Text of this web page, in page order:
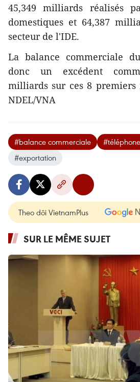
45,349 milliards réalisés
domestiques et 64,387
secteur de l'IDE.
La balance commerciale
donc un excédent​​
milliards sur ces 8 premiers
NDEL/VNA
#balance commerciale
#exportation
Theo dõi VietnamPlus
SUR LE MÊME SUJET